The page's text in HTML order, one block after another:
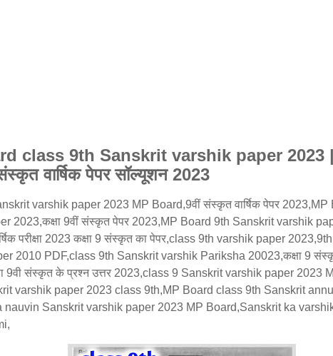
class 9th Sanskrit varshik paper 2023 ||
वार्षिक पेपर सॉल्यूशन 2023
varshik paper 2023 MP Board,9वीं संस्कृत वार्षिक पेपर
2023,कक्षा 9वीं संस्कृत पेपर 2023,MP Board 9th Sanskrit varshik
परीक्षा 2023 कक्षा 9 संस्कृत का पेपर,class 9th varshik paper
2010 PDF,class 9th Sanskrit varshik Pariksha 20023,कक्षा 9 संस्कृत
9वी संस्कृत के प्रश्न उत्तर 2023,class 9 Sanskrit varshik paper 2023
varshik paper 2023 class 9th,MP Board class 9th Sanskrit
nauvin Sanskrit varshik paper 2023 MP Board,Sanskrit ka